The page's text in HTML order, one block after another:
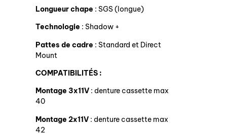
Longueur chape : SGS (longue)
Technologie : Shadow +
Pattes de cadre : Standard et Direct
Mount
COMPATIBILITÉS :
Montage 3x11V : denture cassette max
40
Montage 2x11V : denture cassette max
42